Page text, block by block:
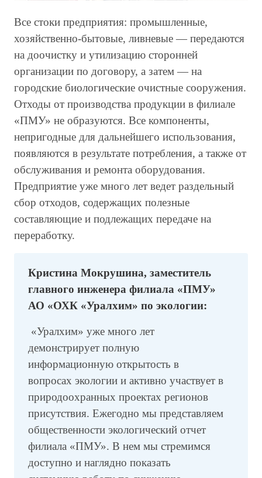
Все стоки предприятия: промышленные,
хозяйственно-бытовые, ливневые — передаются
на доочистку и утилизацию сторонней
организации по договору, а затем — на
городские биологические очистные сооружения.
Отходы от производства продукции в филиале
«ПМУ» не образуются. Все компоненты,
непригодные для дальнейшего использования,
появляются в результате потребления, а также от
обслуживания и ремонта оборудования.
Предприятие уже много лет ведет раздельный
сбор отходов, содержащих полезные
составляющие и подлежащих передаче на
переработку.
Кристина Мокрушина, заместитель
главного инженера филиала «ПМУ»
АО «ОХК «Уралхим» по экологии:
«Уралхим» уже много лет
демонстрирует полную
информационную открытость в
вопросах экологии и активно участвует в
природоохранных проектах регионов
присутствия. Ежегодно мы представляем
общественности экологический отчет
филиала «ПМУ». В нем мы стремимся
доступно и наглядно показать